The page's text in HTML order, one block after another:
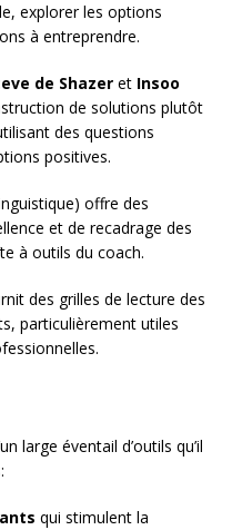
explorer les options
à entreprendre.
de Shazer et Insoo
de solutions plutôt
des questions
positives.
offre des
et de recadrage des
à outils du coach.
des grilles de lecture des
particulièrement utiles
large éventail d’outils qu’il
qui stimulent la